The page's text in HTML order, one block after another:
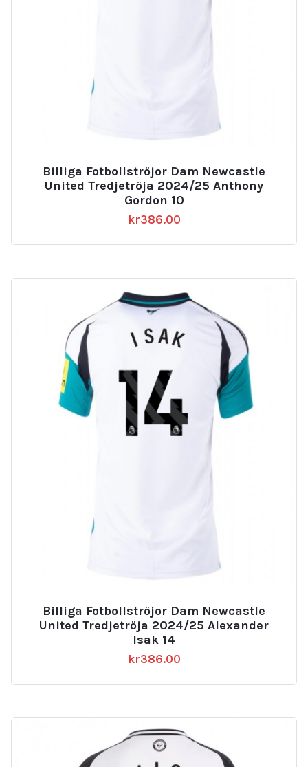
Billiga Fotbollströjor Dam Newcastle
United Tredjetröja 2024/25 Anthony
Gordon 10
kr386.00
Billiga Fotbollströjor Dam Newcastle
United Tredjetröja 2024/25 Alexander
Isak 14
kr386.00